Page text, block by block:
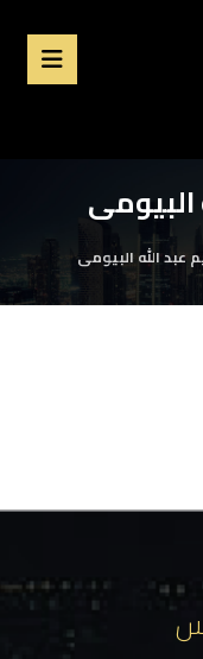
البيومى
عبد الله البيومى